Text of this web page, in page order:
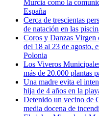
Murcia como la
España
Cerca de trescientas
de natación en las
Coros y Danzas Virgen
del 18 al 23 de agosto,
Polonia
Los Viveros
más de 20.000 plantas
Una madre evita el
hija de 4 años en la
Detenido un vecino de
media docena de